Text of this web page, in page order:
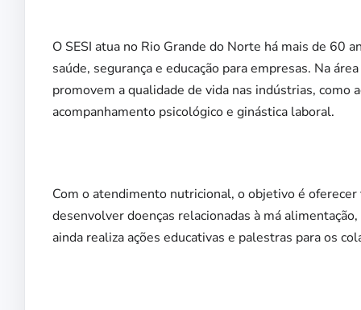
O SESI atua no Rio Grande do Norte há mais de 60
saúde, segurança e educação para empresas. Na
promovem a qualidade de vida nas indústrias,
acompanhamento psicológico e ginástica laboral.
Com o atendimento nutricional, o objetivo é
desenvolver doenças relacionadas à má
ainda realiza ações educativas e palestras para os